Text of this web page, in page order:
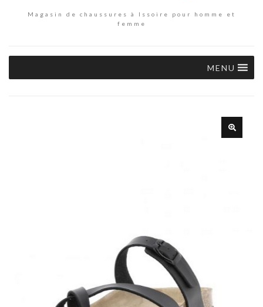
Magasin de chaussures à Issoire pour homme et
femme
MENU